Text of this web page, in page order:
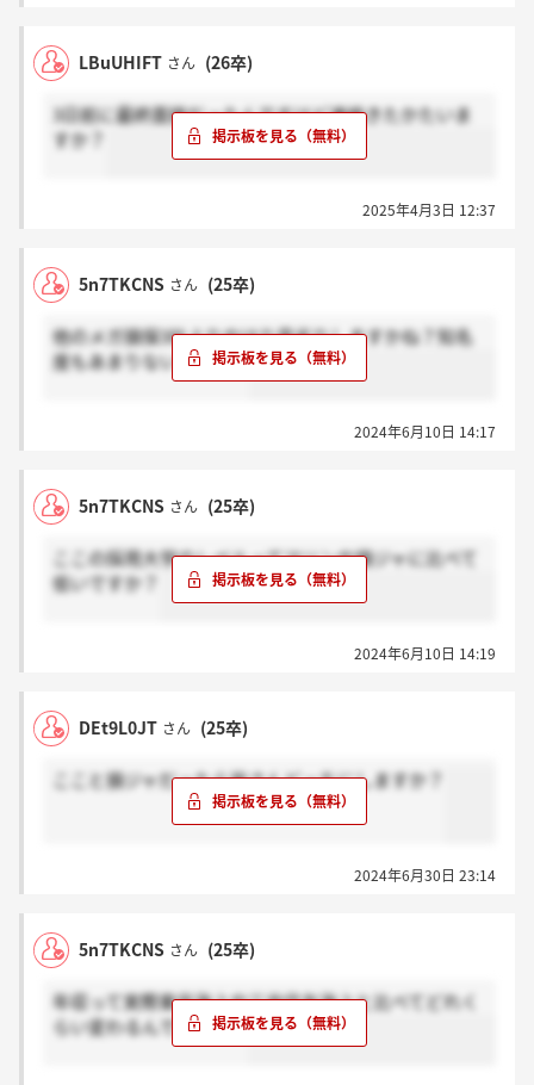
LBuUHIFT さん (26卒)
3日前に最終面接だったんですけど連絡きたかたいま
すか？
2025年4月3日 12:37
5n7TKCNS さん (25卒)
他のメガ損保3社よりやはり見劣りしますかね？知名
度もあまりないですし。
2024年6月10日 14:17
5n7TKCNS さん (25卒)
ここの採用大学のレベルってマリンや損ジャに比べて
低いですか？
2024年6月10日 14:19
DEt9L0JT さん (25卒)
ここと損ジャだったら皆さんどっちにしますか？
2024年6月30日 23:14
5n7TKCNS さん (25卒)
年収って実際東京海上や三井住友海上と比べてどれく
らい変わるんですかね？